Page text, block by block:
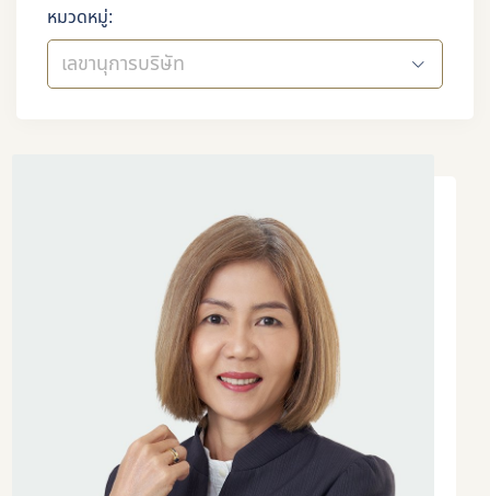
หมวดหมู่:
เลขานุการบริษัท